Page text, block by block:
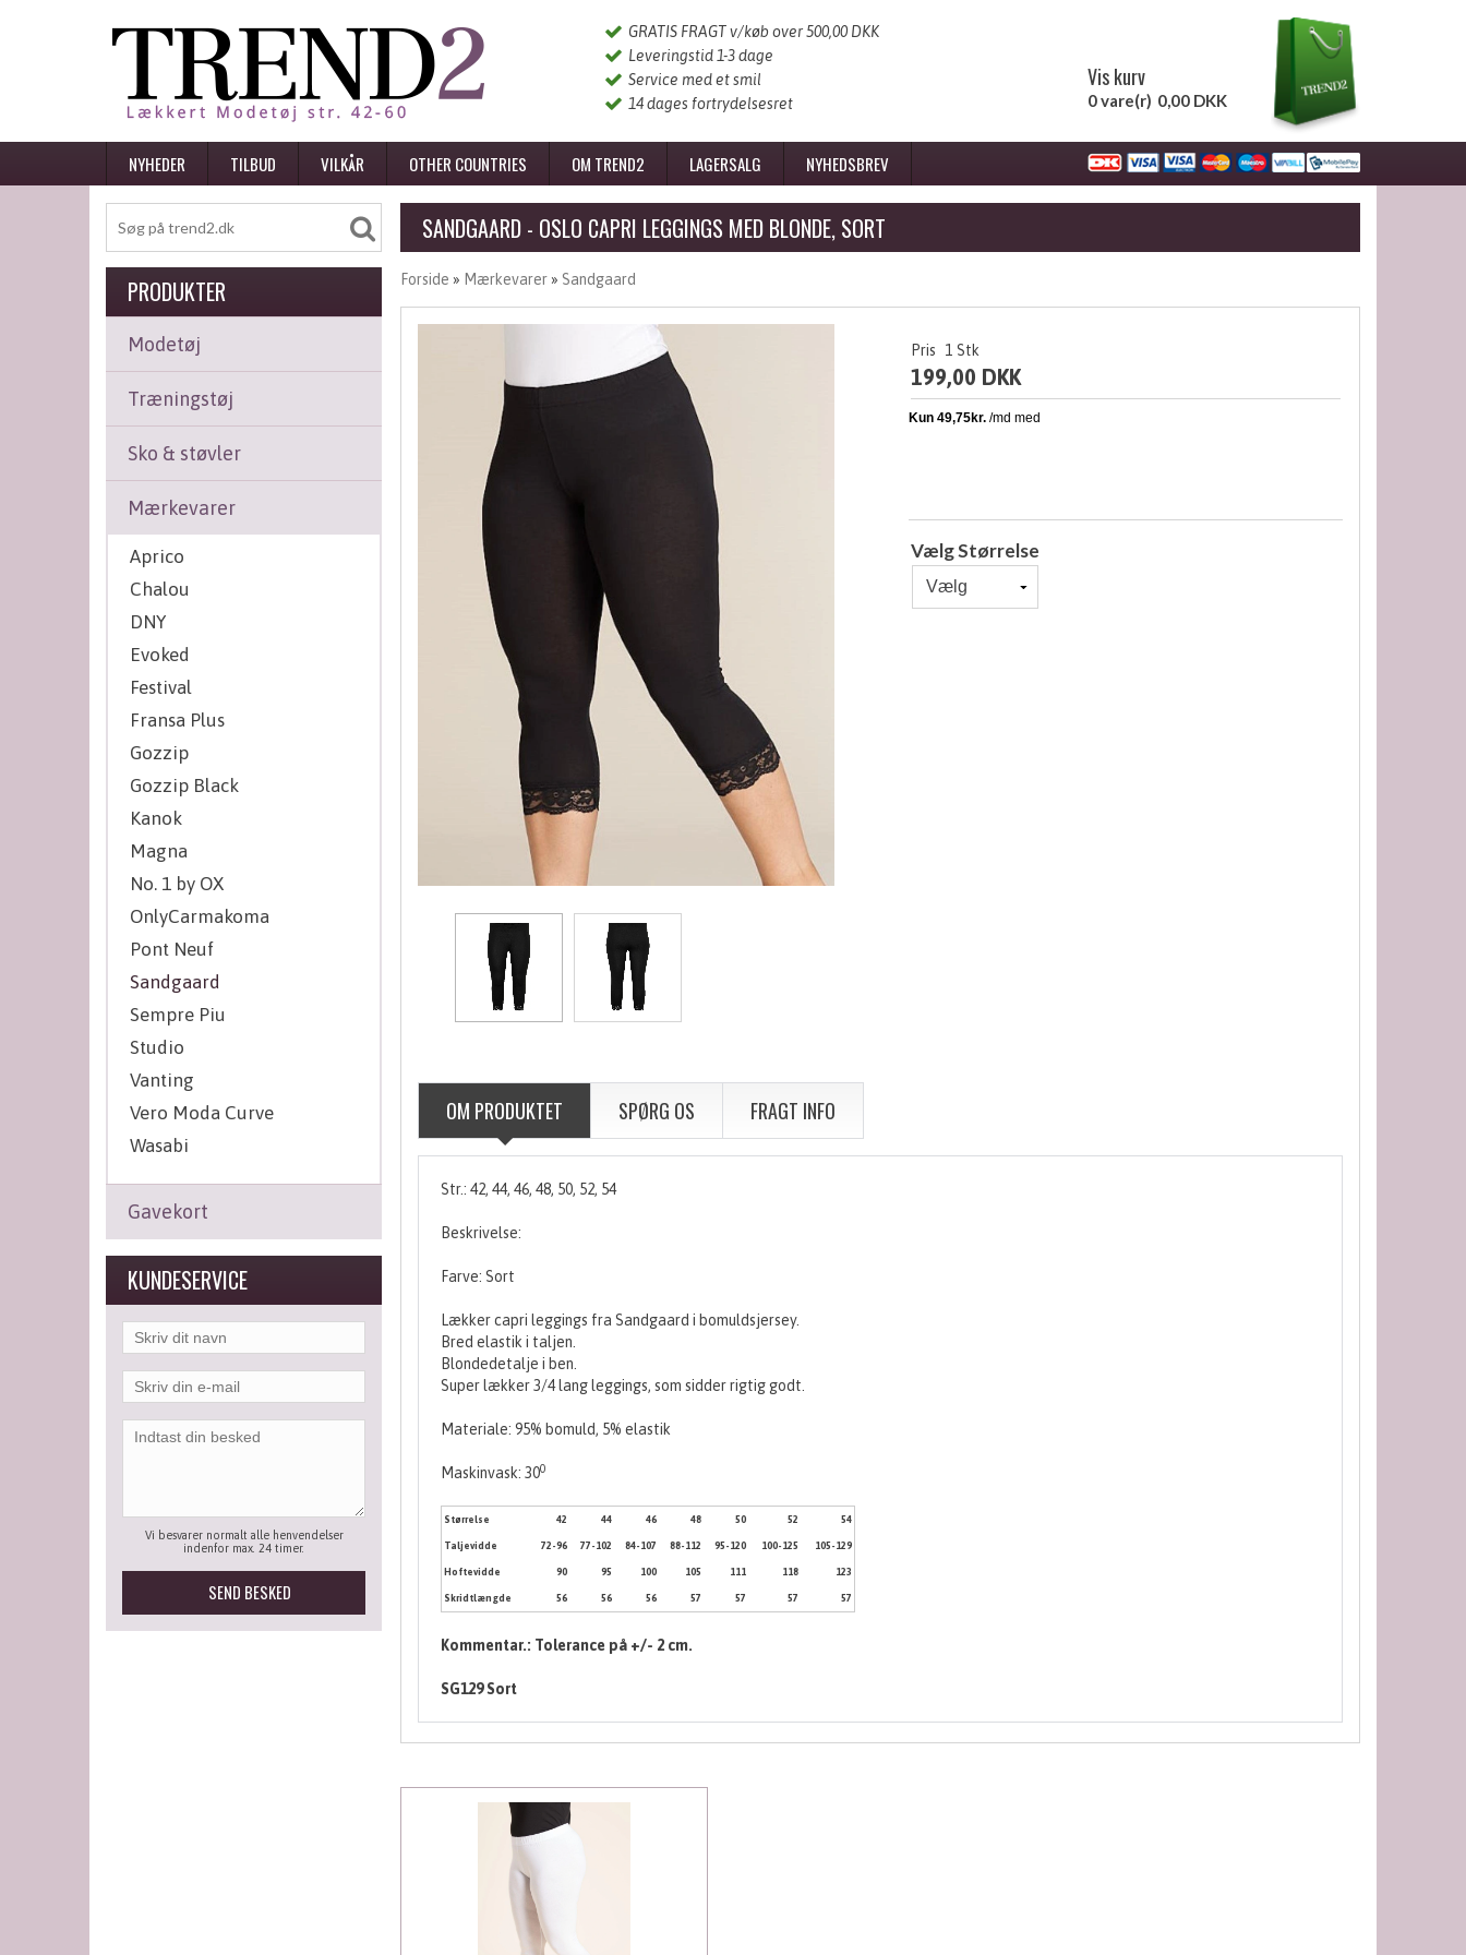
Vis kurv
0 vare(r) 0,00 DKK
GRATIS FRAGT v/køb over 500,00 DKK
Leveringstid 1-3 dage
Service med et smil
14 dages fortrydelsesret
NYHEDER TILBUD VILKÅR OTHER COUNTRIES OM TREND2 LAGERSALG NYHEDSBREV
PRODUKTER
Modetøj
Træningstøj
Sko & støvler
Mærkevarer
Aprico
Chalou
DNY
Evoked
Festival
Fransa Plus
Gozzip
Gozzip Black
Kanok
Magna
No. 1 by OX
OnlyCarmakoma
Pont Neuf
Sandgaard
Sempre Piu
Studio
Vanting
Vero Moda Curve
Wasabi
Gavekort
KUNDESERVICE
Vi besvarer normalt alle henvendelser
indenfor max. 24 timer.
SANDGAARD - OSLO CAPRI LEGGINGS MED BLONDE, SORT
Forside » Mærkevarer » Sandgaard
Pris 1 Stk
199,00 DKK
Vælg Størrelse
OM PRODUKTET SPØRG OS FRAGT INFO
Str.: 42, 44, 46, 48, 50, 52, 54
Beskrivelse:
Farve: Sort
Lækker capri leggings fra Sandgaard i bomuldsjersey.
Bred elastik i taljen.
Blondedetalje i ben.
Super lækker 3/4 lang leggings, som sidder rigtig godt.
Materiale: 95% bomuld, 5% elastik
Maskinvask: 300
Størrelse 42 44 46 48 50 52 54
Taljevidde 72-96 77-102 84-107 88-112 95-120 100-125 105-129
Hoftevidde 90 95 100 105 111 118 123
Skridtlængde 56 56 56 57 57 57 57
Kommentar.: Tolerance på +/- 2 cm.
SG129 Sort